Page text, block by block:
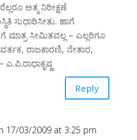
ಅತ್ಮ ನಿರೀಕ್ಷಣೆ
ಸುಧಾರಿಸೀತು. ಹಾಗೆ
ಸೀಮಿತವಲ್ಲ – ಎಲ್ಲರಿಗೂ
ರಾಜಕಾರಣಿ, ನೇತಾರ,
ಎ.ಪಿ.ರಾಧಾಕೃಷ್ಣ
Reply
17/03/2009 at 3:25 pm